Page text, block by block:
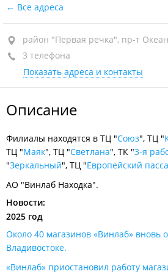
Все адреса
район "Первая речка", пр-т
3 телефона
Показать адреса и контакты
Описание
Филиалы находятся в ТЦ "Союз", ТЦ "
ТЦ "Маяк", ТЦ "Светлана", ТК "3-я
"Зеркальный", ТЦ "Европейский
АО "Винлаб Находка".
Новости:
2025 год
Около 40 магазинов «Винлаб» вновь
Владивостоке.
«Винлаб» приостановил работу